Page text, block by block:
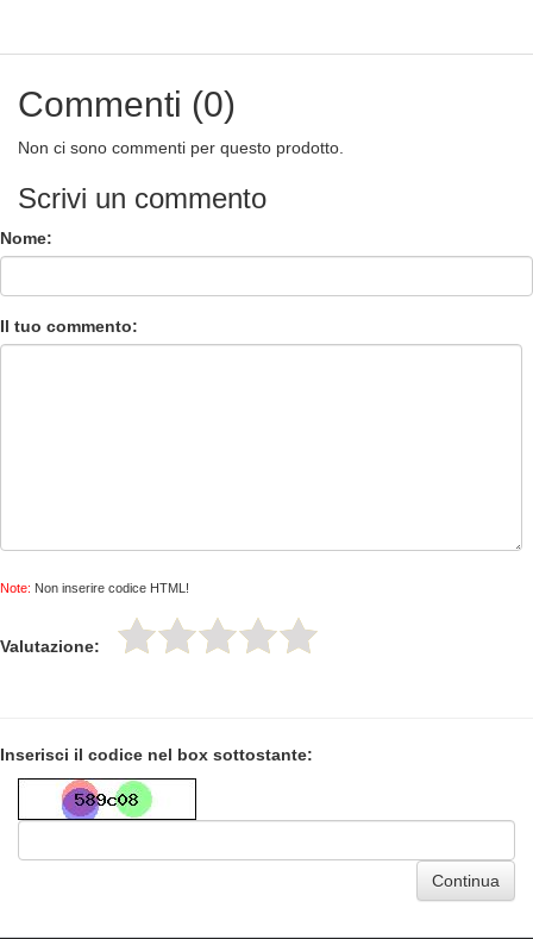
Commenti (0)
Non ci sono commenti per questo prodotto.
Scrivi un commento
Nome:
Il tuo commento:
Note: Non inserire codice HTML!
Valutazione:
Inserisci il codice nel box sottostante:
Continua